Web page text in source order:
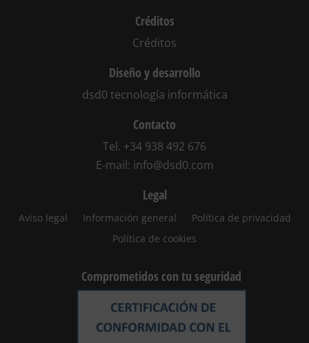
Créditos
Créditos
Diseño y desarrollo
dsd0 tecnología informática
Contacto
Tel. +34 938 492 676
E-mail: info@dsd0.com
Legal
Aviso legal Información general
Política de privacidad
Política de cookies
Comprometidos con tu seguridad